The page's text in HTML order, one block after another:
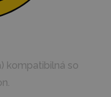
kompatibilná so